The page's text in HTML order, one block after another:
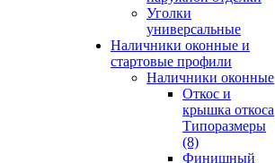
Уголки
универсальные
Наличники оконные и
стартовые профили
Наличники оконные
Откос и
крышка откоса
Типоразмеры
(8)
Финишный